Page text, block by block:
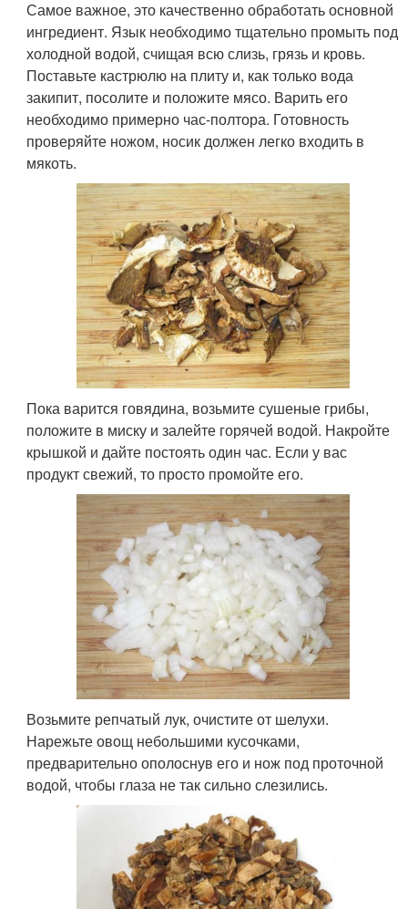
Самое важное, это качественно обработать основной
ингредиент. Язык необходимо тщательно промыть под
холодной водой, счищая всю слизь, грязь и кровь.
Поставьте кастрюлю на плиту и, как только вода
закипит, посолите и положите мясо. Варить его
необходимо примерно час-полтора. Готовность
проверяйте ножом, носик должен легко входить в
мякоть.
Пока варится говядина, возьмите сушеные грибы,
положите в миску и залейте горячей водой. Накройте
крышкой и дайте постоять один час. Если у вас
продукт свежий, то просто промойте его.
Возьмите репчатый лук, очистите от шелухи.
Нарежьте овощ небольшими кусочками,
предварительно ополоснув его и нож под проточной
водой, чтобы глаза не так сильно слезились.